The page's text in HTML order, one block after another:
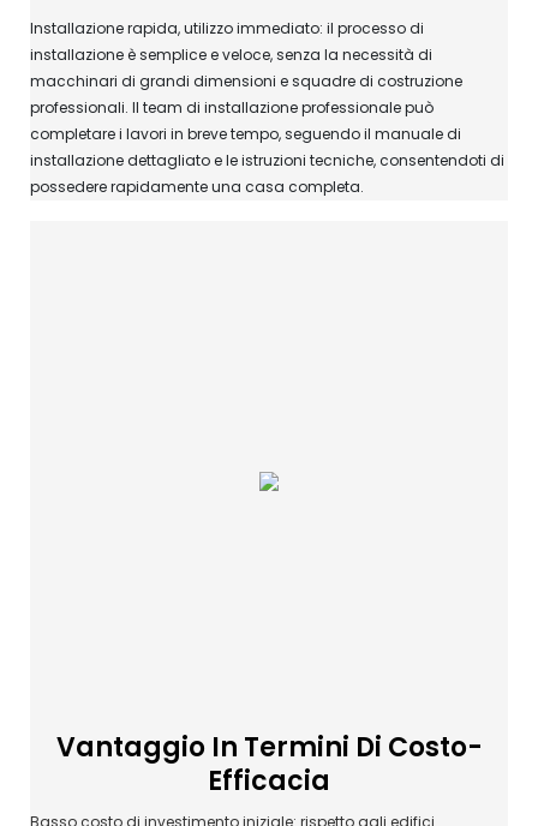
Installazione rapida, utilizzo immediato: il processo di
installazione è semplice e veloce, senza la necessità di
macchinari di grandi dimensioni e squadre di costruzione
professionali. Il team di installazione professionale può
completare i lavori in breve tempo, seguendo il manuale di
installazione dettagliato e le istruzioni tecniche, consentendoti di
possedere rapidamente una casa completa.
Vantaggio In Termini Di Costo-
Efficacia